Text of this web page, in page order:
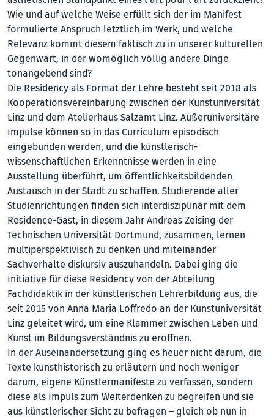
Wie und auf welche Weise erfüllt sich der im Manifest
formulierte Anspruch letztlich im Werk, und welche
Relevanz kommt diesem faktisch zu in unserer kulturellen
Gegenwart, in der womöglich völlig andere Dinge
tonangebend sind?
Die Residency als Format der Lehre besteht seit 2018 als
Kooperationsvereinbarung zwischen der Kunstuniversität
Linz und dem Atelierhaus Salzamt Linz. Außeruniversitäre
Impulse können so in das Curriculum episodisch
eingebunden werden, und die künstlerisch-
wissenschaftlichen Erkenntnisse werden in eine
Ausstellung überführt, um öffentlichkeitsbildenden
Austausch in der Stadt zu schaffen. Studierende aller
Studienrichtungen finden sich interdisziplinär mit dem
Residence-Gast, in diesem Jahr Andreas Zeising der
Technischen Universität Dortmund, zusammen, lernen
multiperspektivisch zu denken und miteinander
Sachverhalte diskursiv auszuhandeln. Dabei ging die
Initiative für diese Residency von der Abteilung
Fachdidaktik in der künstlerischen Lehrerbildung aus, die
seit 2015 von Anna Maria Loffredo an der Kunstuniversität
Linz geleitet wird, um eine Klammer zwischen Leben und
Kunst im Bildungsverständnis zu eröffnen.
In der Auseinandersetzung ging es heuer nicht darum, die
Texte kunsthistorisch zu erläutern und noch weniger
darum, eigene Künstlermanifeste zu verfassen, sondern
diese als Impuls zum Weiterdenken zu begreifen und sie
aus künstlerischer Sicht zu befragen – gleich ob nun in